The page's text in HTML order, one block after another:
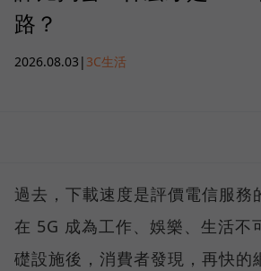
路？
2026.08.03 | 3C生活
過去，下載速度是評價電信服務
在 5G 成為工作、娛樂、生活不
礎設施後，消費者發現，再快的